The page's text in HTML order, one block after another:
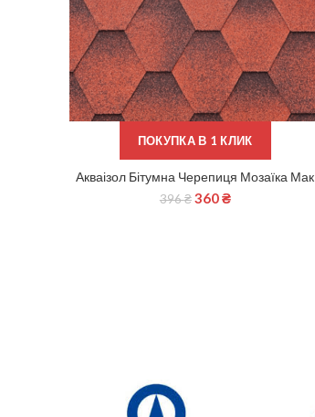
ПОКУПКА В 1 КЛИК
ДОДАТИ В КОШИК
Акваізол Бітумна Черепиця Мозаїка Мак
396₴ 360₴